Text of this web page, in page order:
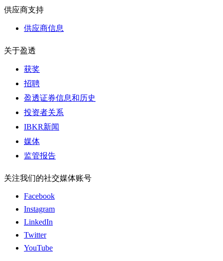
供应商支持
供应商信息
关于盈透
获奖
招聘
盈透证券信息和历史
投资者关系
IBKR新闻
媒体
监管报告
关注我们的社交媒体账号
Facebook
Instagram
LinkedIn
Twitter
YouTube